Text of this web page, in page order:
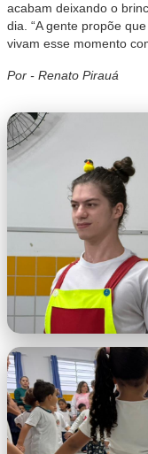
acabam deixando o
dia. “A gente propõe
vivam esse momento
Por - Renato Pirauá
WhatsApp
AM (1).jpeg